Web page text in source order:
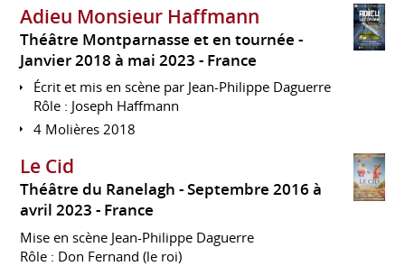
Adieu Monsieur Haffmann
Théâtre Montparnasse et en tournée
Janvier 2018 à mai 2023 France
Écrit et mis en scène par Jean-Philippe Daguerre
Rôle : Joseph Haffmann
4 Molières 2018
Le Cid
Théâtre du Ranelagh
Septembre 2016 à
avril 2023 France
Mise en scène Jean-Philippe Daguerre
Rôle : Don Fernand (le roi)